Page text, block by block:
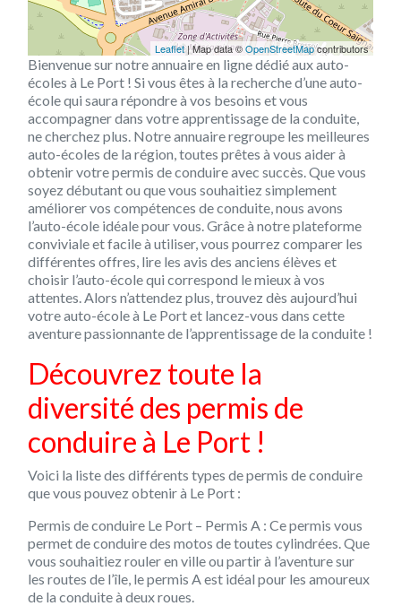
Leaflet| Map data ©OpenStreetMapcontributors
Bienvenue sur notre annuaire en ligne dédié aux auto-
écoles à Le Port ! Si vous êtes à la recherche d’une auto-
école qui saura répondre à vos besoins et vous
accompagner dans votre apprentissage de la conduite,
ne cherchez plus. Notre annuaire regroupe les meilleures
auto-écoles de la région, toutes prêtes à vous aider à
obtenir votre permis de conduire avec succès. Que vous
soyez débutant ou que vous souhaitiez simplement
améliorer vos compétences de conduite, nous avons
l’auto-école idéale pour vous. Grâce à notre plateforme
conviviale et facile à utiliser, vous pourrez comparer les
différentes offres, lire les avis des anciens élèves et
choisir l’auto-école qui correspond le mieux à vos
attentes. Alors n’attendez plus, trouvez dès aujourd’hui
votre auto-école à Le Port et lancez-vous dans cette
aventure passionnante de l’apprentissage de la conduite !
Découvrez toute la
diversité des permis de
conduire à Le Port !
Voici la liste des différents types de permis de conduire
que vous pouvez obtenir à Le Port :
Permis de conduire Le Port – Permis A : Ce permis vous
permet de conduire des motos de toutes cylindrées. Que
vous souhaitiez rouler en ville ou partir à l’aventure sur
les routes de l’île, le permis A est idéal pour les amoureux
de la conduite à deux roues.